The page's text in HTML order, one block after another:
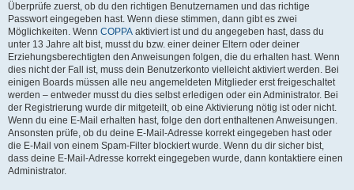
Überprüfe zuerst, ob du den richtigen Benutzernamen und das richtige
Passwort eingegeben hast. Wenn diese stimmen, dann gibt es zwei
Möglichkeiten. Wenn COPPA aktiviert ist und du angegeben hast, dass du
unter 13 Jahre alt bist, musst du bzw. einer deiner Eltern oder deiner
Erziehungsberechtigten den Anweisungen folgen, die du erhalten hast. Wenn
dies nicht der Fall ist, muss dein Benutzerkonto vielleicht aktiviert werden. Bei
einigen Boards müssen alle neu angemeldeten Mitglieder erst freigeschaltet
werden – entweder musst du dies selbst erledigen oder ein Administrator. Bei
der Registrierung wurde dir mitgeteilt, ob eine Aktivierung nötig ist oder nicht.
Wenn du eine E-Mail erhalten hast, folge den dort enthaltenen Anweisungen.
Ansonsten prüfe, ob du deine E-Mail-Adresse korrekt eingegeben hast oder
die E-Mail von einem Spam-Filter blockiert wurde. Wenn du dir sicher bist,
dass deine E-Mail-Adresse korrekt eingegeben wurde, dann kontaktiere einen
Administrator.